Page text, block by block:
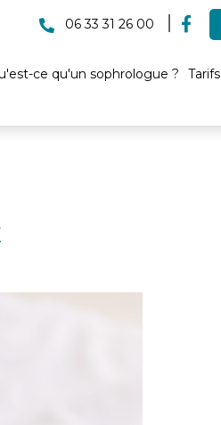
06 33 31 26 00
ce qu'un sophrologue ? Tarifs